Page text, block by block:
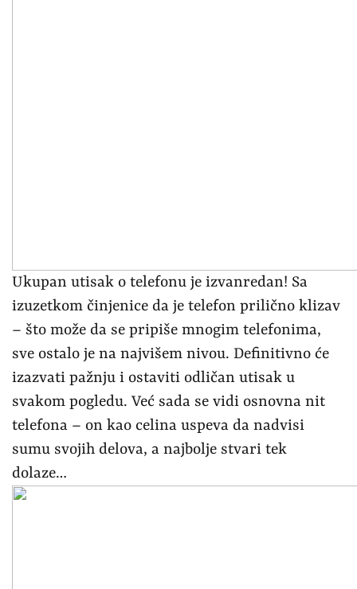
Ukupan utisak o telefonu je izvanredan! Sa
izuzetkom činjenice da je telefon prilično klizav
– što može da se pripiše mnogim telefonima,
sve ostalo je na najvišem nivou. Definitivno će
izazvati pažnju i ostaviti odličan utisak u
svakom pogledu. Već sada se vidi osnovna nit
telefona – on kao celina uspeva da nadvisi
sumu svojih delova, a najbolje stvari tek
dolaze…